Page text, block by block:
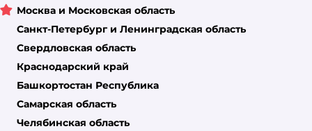
Москва и Московская область
Санкт-Петербург и Ленинградская область
Свердловская область
Краснодарский край
Башкортостан Республика
Самарская область
Челябинская область